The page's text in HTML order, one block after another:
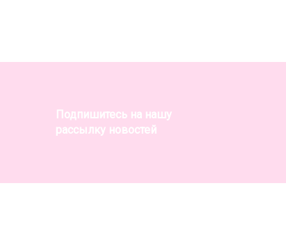
Подпишитесь на нашу
рассылку новостей